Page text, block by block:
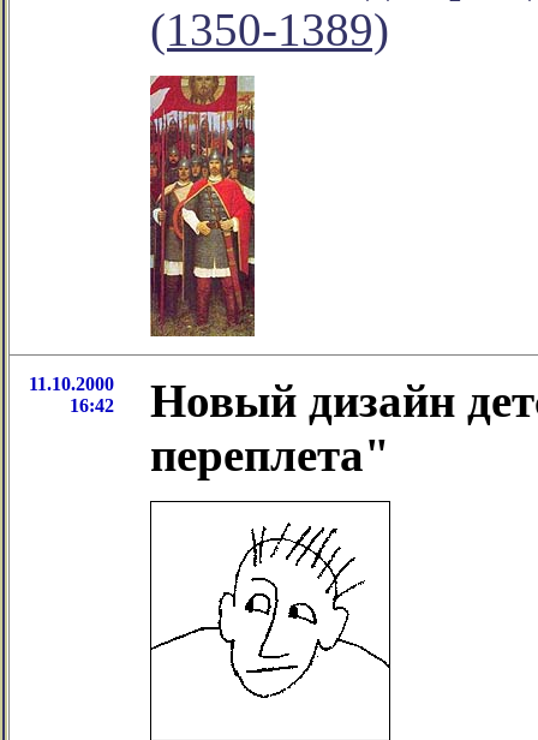
(1350-1389)
11.10.2000
16:42
Новый дизайн
переплета"